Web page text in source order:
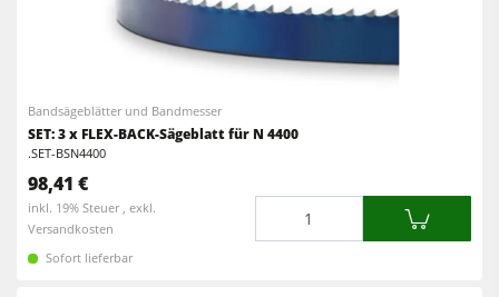
Bandsägeblätter und Bandmesser
SET: 3 x FLEX-BACK-Sägeblatt für N 4400
.SET-BSN4400
98,41 €
inkl. 19% Steuer , exkl.
Versandkosten
Sofort lieferbar